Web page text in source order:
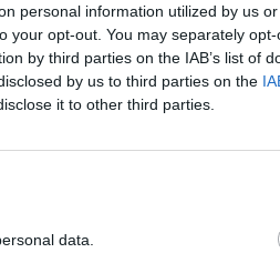
personal information utilized by us
your opt-out. You may separately
by third parties on the IAB’s list of
by us to third parties on the
it to other third parties.
data.
και την υγρασία. Αυτό
Scienceη
σημαντική ποσότητα